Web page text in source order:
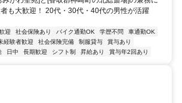
も大歓迎！ 20代・30代・40代の男性が活躍
迎 社会保険あり バイク通勤OK 学歴不問
車通勤OK
経験者歓迎 社会保険完備 制服貸与
賞与あり
日中 長期歓迎 シフト制 昇給あり 賞与年2回あり